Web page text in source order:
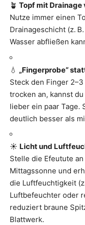
🪴 Topf mit Drainage
Nutze immer einen
Drainageschicht (z.
Wasser abfließen
💧 „Fingerprobe“
Steck den Finger
trocken an, kannst
lieber ein paar Tage.
deutlich besser als
☀️ Licht und
Stelle die Efeutute
Mittagssonne und
die Luftfeuchtigkeit
Luftbefeuchter oder
reduziert braune
Blattwerk.